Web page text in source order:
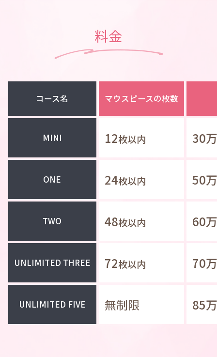
料金
コース名 マウスピースの枚数
MINI 12枚以内 30
ONE 24枚以内 50
TWO 48枚以内 60
UNLIMITED THREE 72枚以内 70
UNLIMITED FIVE 無制限 85